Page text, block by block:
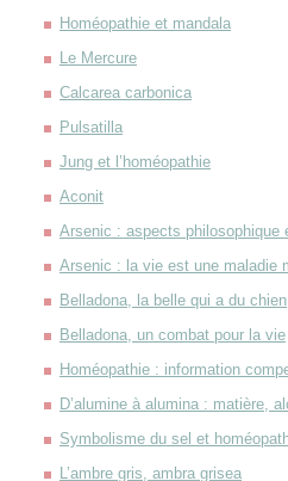
Homéopathie et mandala
Le Mercure
Calcarea carbonica
Pulsatilla
Jung et l’homéopathie
Aconit
Arsenic : aspects philosophique
Arsenic : la vie est une maladie
Belladona, la belle qui a du chien
Belladona, un combat pour la vie
Homéopathie : information
D’alumine à alumina : matière,
Symbolisme du sel et
L’ambre gris, ambra grisea